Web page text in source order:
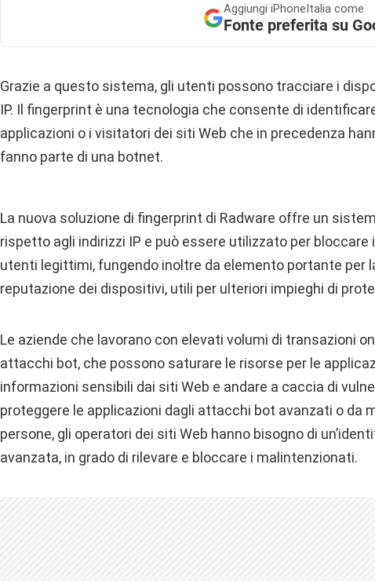
Aggiungi iPhoneItalia come
Fonte preferita su
Grazie a questo sistema, gli utenti possono tracciare i
IP. Il fingerprint è una tecnologia che consente di
applicazioni o i visitatori dei siti Web che in precedenza
fanno parte di una botnet.
La nuova soluzione di fingerprint di Radware offre un
rispetto agli indirizzi IP e può essere utilizzato per
utenti legittimi, fungendo inoltre da elemento portante per
reputazione dei dispositivi, utili per ulteriori impieghi di
Le aziende che lavorano con elevati volumi di transazioni
attacchi bot, che possono saturare le risorse per le
informazioni sensibili dai siti Web e andare a caccia di
proteggere le applicazioni dagli attacchi bot avanzati o da
persone, gli operatori dei siti Web hanno bisogno di
avanzata, in grado di rilevare e bloccare i malintenzionati.